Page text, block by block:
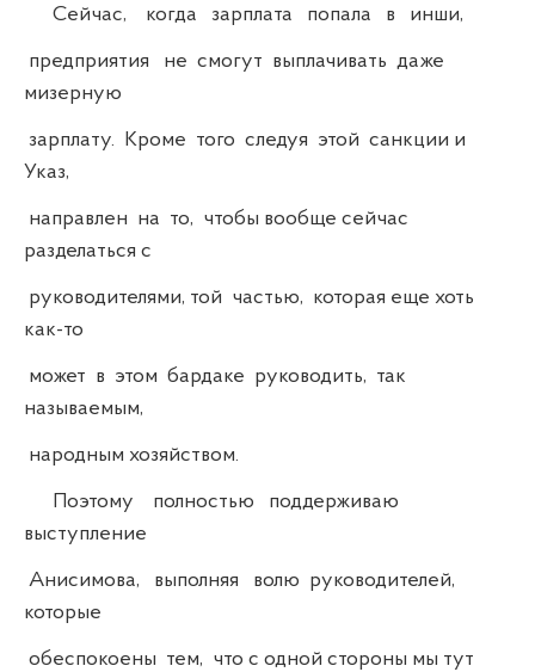
Сейчас, когда зарплата попала в инши,
предприятия не смогут выплачивать даже
мизерную
зарплату. Кроме того следуя этой санкции и
Указ,
направлен на то, чтобы вообще сейчас
разделаться с
руководителями, той частью, которая еще хоть
как-то
может в этом бардаке руководить, так
называемым,
народным хозяйством.
Поэтому полностью поддерживаю
выступление
Анисимова, выполняя волю руководителей,
которые
обеспокоены тем, что с одной стороны мы тут